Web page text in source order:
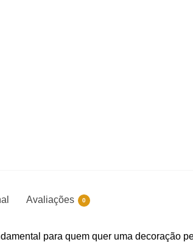
Avaliações 0
para quem quer uma decoração